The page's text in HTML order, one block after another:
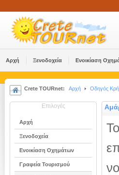
Αρχή Ξενοδοχεία Ενοικίαση
Crete TOURnet: Αρχή Οδηγός
Επιλογές
Αρχή
Ξενοδοχεία
Ενοικίαση Οχημάτων
Γραφεία Τουρισμού